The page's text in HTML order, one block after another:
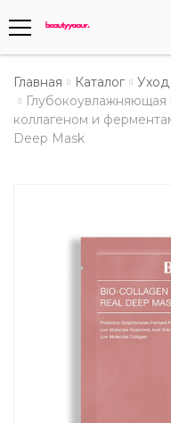
Телефоны
+375 (29) 8405655
Менеджер по работе АБС
Главная Каталог Уход
Глубокоувлажняющая
коллагеном и
Deep Mask